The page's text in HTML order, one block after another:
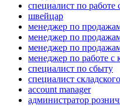
специалист по
швейцар
менеджер по
менеджер по
менеджер по
менеджер по работе с
специалист по сбыту
специалист
account manager
администратор